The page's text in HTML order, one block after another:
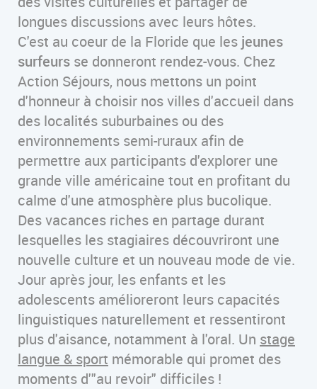
longues discussions avec leurs hôtes.
C'est au coeur de la Floride que les jeunes
surfeurs se donneront rendez-vous. Chez
Action Séjours, nous mettons un point
d'honneur à choisir nos villes d'accueil dans
des localités suburbaines ou des
environnements semi-ruraux afin de
permettre aux participants d'explorer une
grande ville américaine tout en profitant du
calme d'une atmosphère plus bucolique.
Des vacances riches en partage durant
lesquelles les stagiaires découvriront une
nouvelle culture et un nouveau mode de vie.
Jour après jour, les enfants et les
adolescents amélioreront leurs capacités
linguistiques naturellement et ressentiront
plus d'aisance, notamment à l'oral. Un stage
langue & sport mémorable qui promet des
moments d'"au revoir" difficiles !